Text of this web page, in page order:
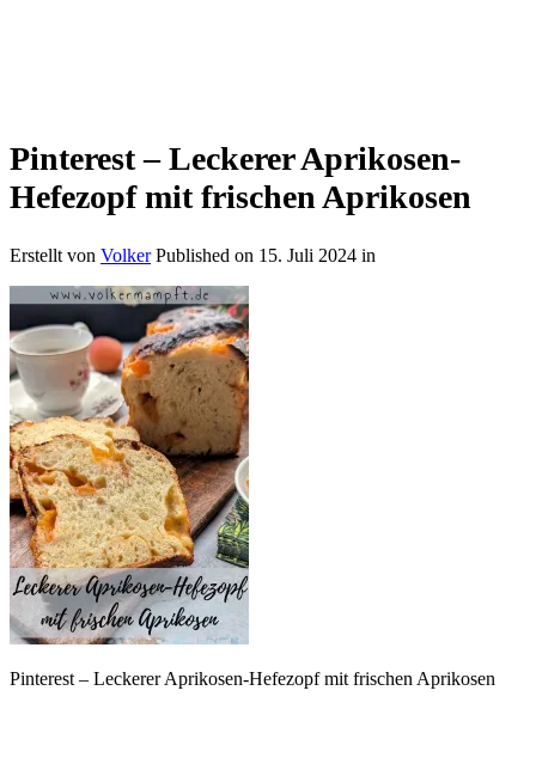
Pinterest – Leckerer Aprikosen-
Hefezopf mit frischen Aprikosen
Erstellt von Volker Published on 15. Juli 2024 in
Pinterest – Leckerer Aprikosen-Hefezopf mit frischen Aprikosen